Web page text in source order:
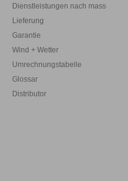
Dienstleistungen nach mass
Lieferung
Garantie
Wind + Wetter
Umrechnungstabelle
Glossar
Distributor